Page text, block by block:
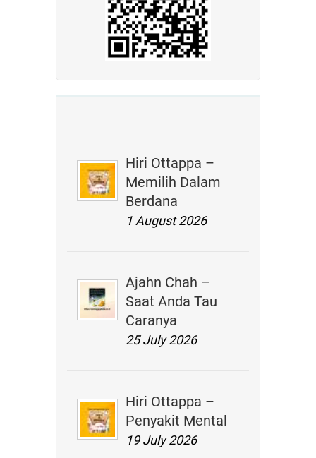
Hiri Ottappa –
Memilih Dalam
Berdana
1 August 2026
Ajahn Chah –
Saat Anda Tau
Caranya
25 July 2026
Hiri Ottappa –
Penyakit Mental
19 July 2026